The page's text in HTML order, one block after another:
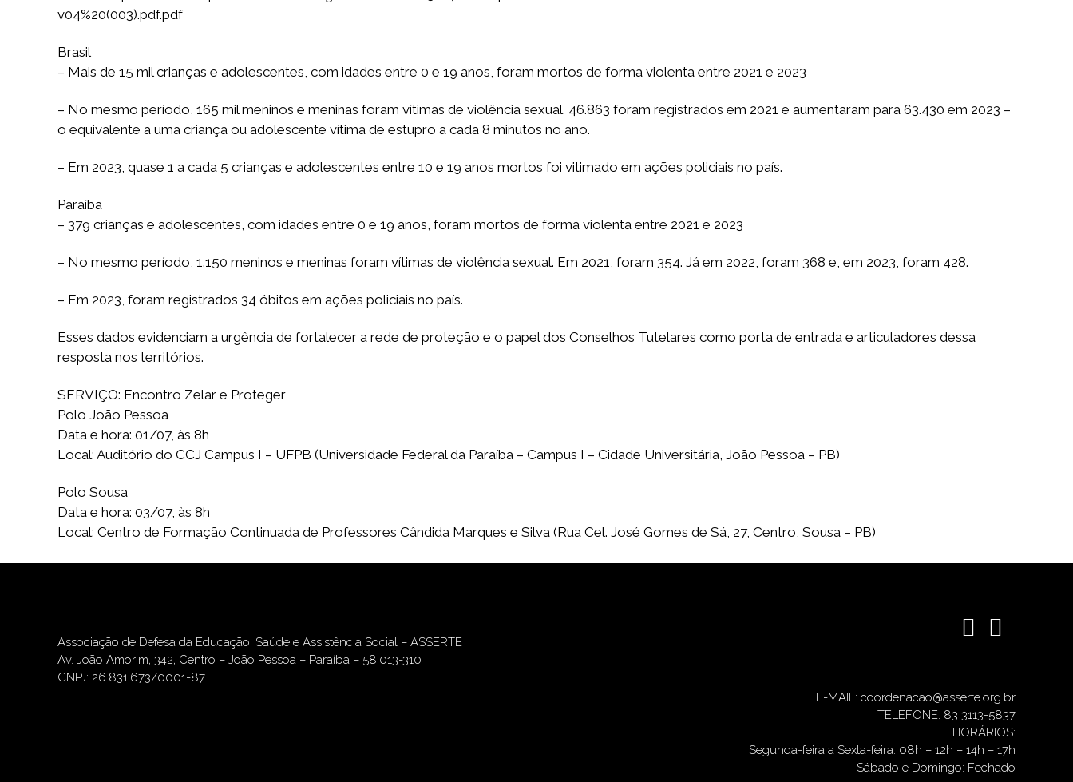
v04%20(003).pdf.pdf
Brasil
– Mais de 15 mil crianças e adolescentes, com idades entre 0 e 19 anos, foram mortos de forma violenta entre 2021 e 2023
– No mesmo período, 165 mil meninos e meninas foram vítimas de violência sexual. 46.863 foram registrados em 2021 e aumentaram para 63.430 em 2023 –
o equivalente a uma criança ou adolescente vítima de estupro a cada 8 minutos no ano.
– Em 2023, quase 1 a cada 5 crianças e adolescentes entre 10 e 19 anos mortos foi vitimado em ações policiais no país.
Paraíba
– 379 crianças e adolescentes, com idades entre 0 e 19 anos, foram mortos de forma violenta entre 2021 e 2023
– No mesmo período, 1.150 meninos e meninas foram vítimas de violência sexual. Em 2021, foram 354. Já em 2022, foram 368 e, em 2023, foram 428.
– Em 2023, foram registrados 34 óbitos em ações policiais no país.
Esses dados evidenciam a urgência de fortalecer a rede de proteção e o papel dos Conselhos Tutelares como porta de entrada e articuladores dessa
resposta nos territórios.
SERVIÇO: Encontro Zelar e Proteger
Polo João Pessoa
Data e hora: 01/07, às 8h
Local: Auditório do CCJ Campus I – UFPB (Universidade Federal da Paraíba – Campus I – Cidade Universitária, João Pessoa – PB)
Polo Sousa
Data e hora: 03/07, às 8h
Local: Centro de Formação Continuada de Professores Cândida Marques e Silva (Rua Cel. José Gomes de Sá, 27, Centro, Sousa – PB)
Associação de Defesa da Educação, Saúde e Assistência Social – ASSERTE
Av. João Amorim, 342, Centro – João Pessoa – Paraíba – 58.013-310
CNPJ: 26.831.673/0001-87
E-MAIL: coordenacao@asserte.org.br
TELEFONE: 83 3113-5837
HORÁRIOS:
Segunda-feira a Sexta-feira: 08h – 12h – 14h – 17h
Sábado e Domingo: Fechado